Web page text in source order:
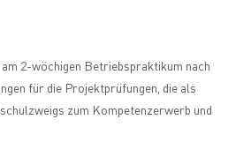
2-wöchigen Betriebspraktikum nach
für die Projektprüfungen, die als
zum Kompetenzerwerb und